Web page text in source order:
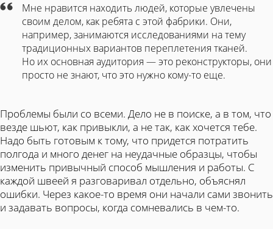
Мне нравится находить людей, которые увлечены
своим делом, как ребята с этой фабрики. Они,
например, занимаются исследованиями на тему
традиционных вариантов переплетения тканей.
Но их основная аудитория — это реконструкторы, они
просто не знают, что это нужно кому-то еще.
Проблемы были со всеми. Дело не в поиске, а в том, что
везде шьют, как привыкли, а не так, как хочется тебе.
Надо быть готовым к тому, что придется потратить
полгода и много денег на неудачные образцы, чтобы
изменить привычный способ мышления и работы. С
каждой швеей я разговаривал отдельно, объяснял
ошибки. Через какое-то время они начали сами звонить
и задавать вопросы, когда сомневались в чем-то.